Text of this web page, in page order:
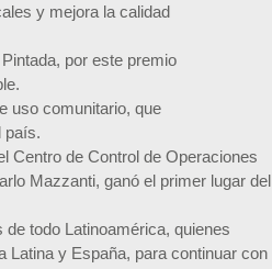
y mejora la calidad
por este premio
uso comunitario, que
país.
Centro de Control de Operaciones
Mazzanti, ganó el primer lugar del
todo Latinoamérica, quienes
Latina y España, para continuar con